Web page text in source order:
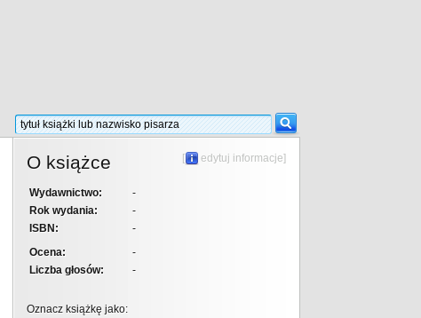
[ edytuj informacje]
O książce
Wydawnictwo:
-
Rok wydania:
-
ISBN:
-
Ocena:
-
Liczba głosów:
-
Oznacz książkę jako: